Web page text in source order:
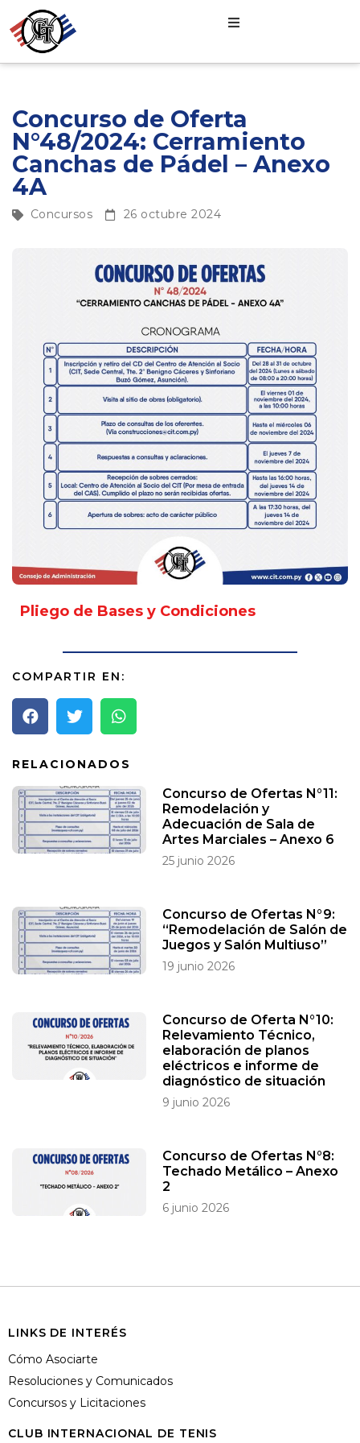
Concurso de Oferta
N°48/2024: Cerramiento
Canchas de Pádel – Anexo
4A
Concursos 26 octubre 2024
Pliego de Bases y Condiciones
COMPARTIR EN:
RELACIONADOS
Concurso de Ofertas N°11:
Remodelación y
Adecuación de Sala de
Artes Marciales – Anexo 6
25 junio 2026
Concurso de Ofertas N°9:
“Remodelación de Salón de
Juegos y Salón Multiuso”
19 junio 2026
Concurso de Oferta N°10:
Relevamiento Técnico,
elaboración de planos
eléctricos e informe de
diagnóstico de situación
9 junio 2026
Concurso de Ofertas N°8:
Techado Metálico – Anexo
2
6 junio 2026
LINKS DE INTERÉS
Cómo Asociarte
Resoluciones y Comunicados
Concursos y Licitaciones
CLUB INTERNACIONAL DE TENIS